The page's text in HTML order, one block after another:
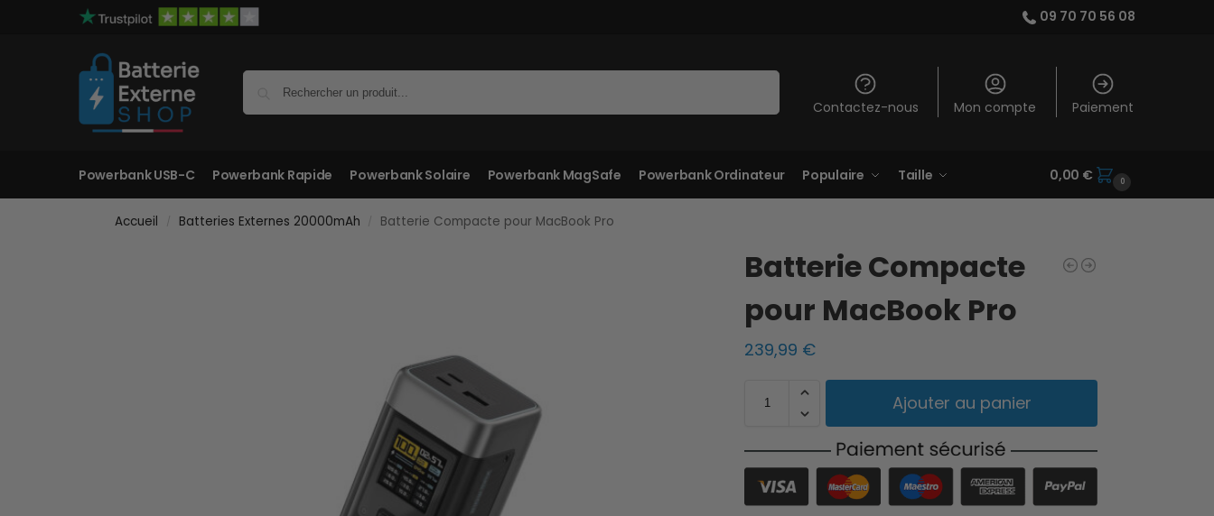
09 70 70 56 08
Contactez-nous Mon compte Paiement
Powerbank USB-C Powerbank Rapide Powerbank Solaire Powerbank MagSafe Powerbank Ordinateur Populaire Taille 0,00 € 0
Accueil Batteries Externes 20000mAh Batterie Compacte pour MacBook Pro
Batterie Compacte
pour MacBook Pro
239,99 €
Ajouter au panier